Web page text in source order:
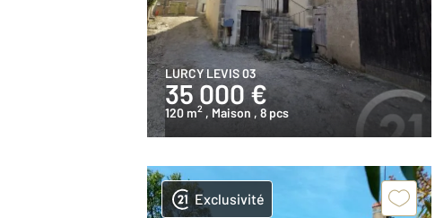
LURCY LEVIS 03
35 000 €
120 m2 , Maison , 8 pcs
Exclusivité